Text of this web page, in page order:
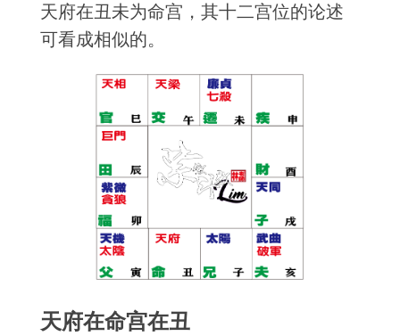
天府在丑未为命宫，其十二宫位的论述
可看成相似的。
天府在命宫在丑